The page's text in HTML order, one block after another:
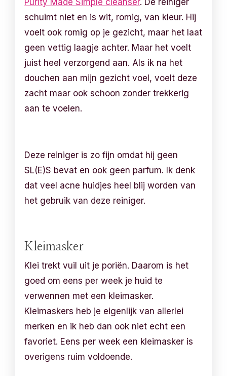
schuimt niet en is wit, romig, van kleur. Hij
voelt ook romig op je gezicht, maar het laat
geen vettig laagje achter. Maar het voelt
juist heel verzorgend aan. Als ik na het
douchen aan mijn gezicht voel, voelt deze
zacht maar ook schoon zonder trekkerig
aan te voelen.
Deze reiniger is zo fijn omdat hij geen
SL(E)S bevat en ook geen parfum. Ik denk
dat veel acne huidjes heel blij worden van
het gebruik van deze reiniger.
Kleimasker
Klei trekt vuil uit je poriën. Daarom is het
goed om eens per week je huid te
verwennen met een kleimasker.
Kleimaskers heb je eigenlijk van allerlei
merken en ik heb dan ook niet echt een
favoriet. Eens per week een kleimasker is
overigens ruim voldoende.